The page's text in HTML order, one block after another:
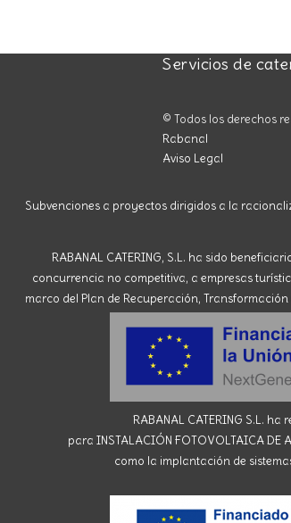
Servicios de
© Todos los derechos
Rabanal
Aviso Legal
Subvenciones a proyectos dirigidos a la
RABANAL CATERING, S.L. ha sido
concurrencia no competitiva, a empresas
marco del Plan de Recuperación,
RABANAL CATERING S.L.
para INSTALACIÓN FOTOVOLTAICA
como la implantación de